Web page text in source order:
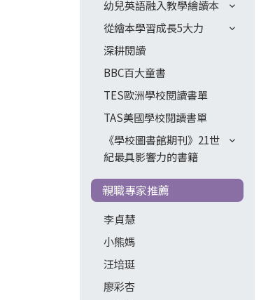
幼兒英語融入教學繪讀本
從繪本學習成長5大力
深耕閱讀
BBC百大童書
TES歐洲學校閱讀書單
TAS美國學校閱讀書單
《學校圖書館期刊》21世
紀最具影響力的書籍
親職專家推薦
李貞慧
小熊媽
汪培珽
廖彩杏